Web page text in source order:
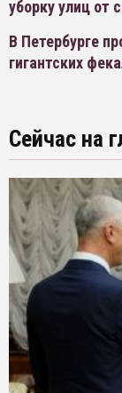
уборку улиц от
В Петербурге
гигантских
Сейчас на